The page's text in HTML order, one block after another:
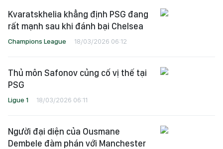
Kvaratskhelia khẳng định PSG đang
rất mạnh sau khi đánh bại Chelsea
Champions League 18/03/2026 06:12
Thủ môn Safonov củng cố vị thế tại
PSG
Ligue 1 18/03/2026 06:11
Người đại diện của Ousmane
Dembele đàm phán với Manchester